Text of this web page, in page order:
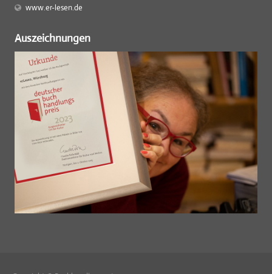
www.er-lesen.de
Auszeichnungen